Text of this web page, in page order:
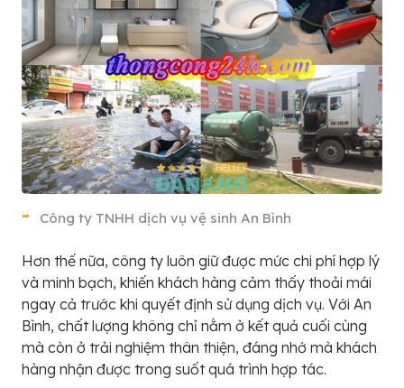
Công ty TNHH dịch vụ vệ sinh An Bình
Hơn thế nữa, công ty luôn giữ được mức chi phí hợp lý
và minh bạch, khiến khách hàng cảm thấy thoải mái
ngay cả trước khi quyết định sử dụng dịch vụ. Với An
Bình, chất lượng không chỉ nằm ở kết quả cuối cùng
mà còn ở trải nghiệm thân thiện, đáng nhớ mà khách
hàng nhận được trong suốt quá trình hợp tác.